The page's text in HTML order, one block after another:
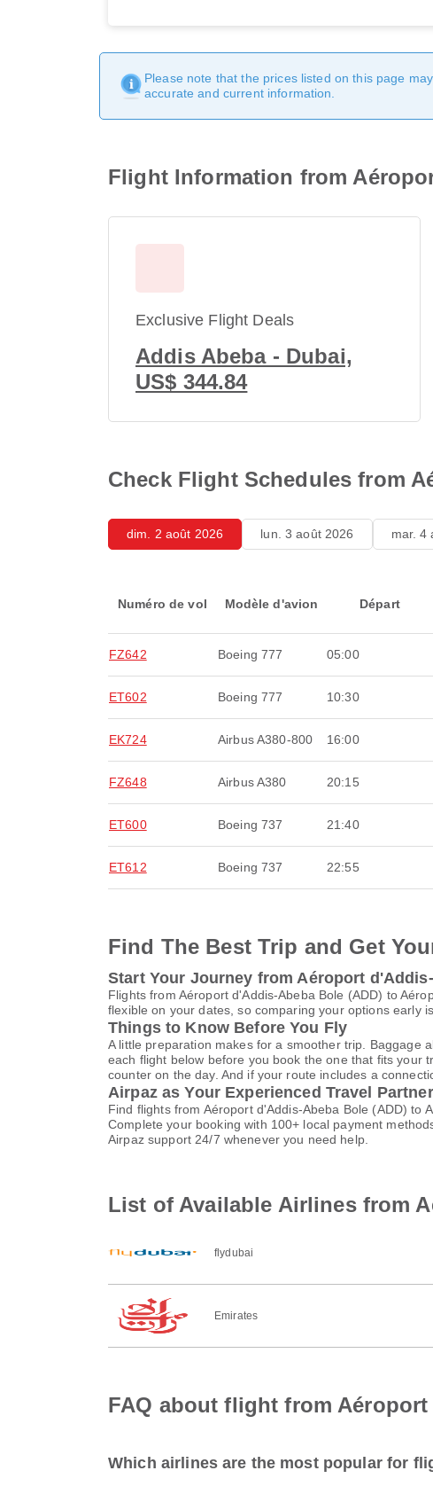
Please note that the prices listed on this page
accurate and current information.
Flight Information from
Exclusive Flight Deals
Addis Abeba - Dubai,
US$ 344.84
Check Flight Schedules from
dim. 2 août 2026 lun. 3 août 2026 mar. 4
Numéro de vol Modèle d'avion Départ
FZ642 Boeing 777 05:00
ET602 Boeing 777 10:30
EK724 Airbus A380-800 16:00
FZ648 Airbus A380 20:15
ET600 Boeing 737 21:40
ET612 Boeing 737 22:55
Find The Best Trip and Get
Start Your Journey from Aéroport
Flights from Aéroport d'Addis-Abeba Bole (ADD) to
flexible on your dates, so comparing your options early
Things to Know Before You Fly
A little preparation makes for a smoother trip. Baggage
each flight below before you book the one that fits your
counter on the day. And if your route includes a
Airpaz as Your Experienced Travel Partner
Find flights from Aéroport d'Addis-Abeba Bole (ADD) to
Complete your booking with 100+ local payment
Airpaz support 24/7 whenever you need help.
List of Available Airlines from
flydubai
Emirates
FAQ about flight from
Which airlines are the most popular for